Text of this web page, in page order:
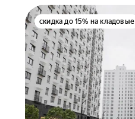
скидка до 15% на кладовые